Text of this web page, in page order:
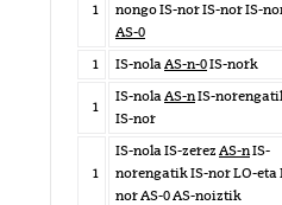
1
nongo IS-nor IS-nor IS-
AS-0
1
IS-nolaAS-n-0IS-nork
1
IS-nolaAS-nIS-
IS-nor
1
IS-nola IS-zerez AS-nIS-
norengatik IS-nor LO-eta
nor AS-0 AS-noiztik